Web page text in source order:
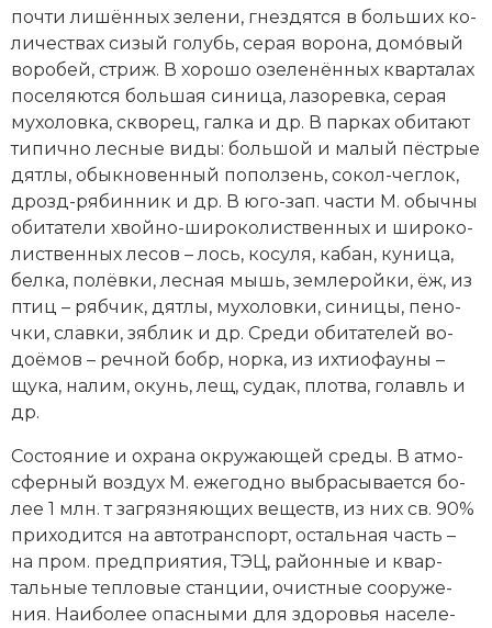
поч­ти ли­шён­ных зе­ле­ни, гнез­дят­ся в боль­ших ко­
ли­че­ст­вах си­зый го­лубь, се­рая во­ро­на, до­мо́­вый
во­ро­бей, стриж. В хо­ро­шо озе­ле­нён­ных квар­та­лах
по­се­ля­ют­ся боль­шая си­ни­ца, ла­зо­рев­ка, се­рая
му­хо­лов­ка, скво­рец, гал­ка и др. В пар­ках оби­та­ют
ти­пич­но лес­ные ви­ды: боль­шой и ма­лый пё­ст­рые
дят­лы, обык­но­вен­ный по­пол­зень, со­кол-чег­лок,
дрозд-ря­бин­ник и др. В юго-зап. ча­сти М. обыч­ны
оби­та­те­ли хвой­но-ши­ро­ко­лист­вен­ных и ши­ро­ко­
лист­вен­ных ле­сов – лось, ко­су­ля, ка­бан, ку­ни­ца,
бел­ка, по­лёв­ки, лес­ная мышь, зем­ле­рой­ки, ёж, из
птиц – ряб­чик, дят­лы, му­хо­лов­ки, си­ни­цы, пе­но­
чки, слав­ки, зяб­лик и др. Сре­ди оби­та­те­лей во­
доё­мов – реч­ной бобр, нор­ка, из их­тио­фау­ны –
щу­ка, на­лим, окунь, лещ, су­дак, плот­ва, го­лавль и
др.
Со­стоя­ние и ох­ра­на ок­ру­жаю­щей сре­ды. В ат­мо­
сфер­ный воз­дух М. еже­год­но вы­бра­сы­ва­ет­ся бо­
лее 1 млн. т за­гряз­няю­щих ве­ществ, из них св. 90%
при­хо­дит­ся на ав­то­транс­порт, ос­таль­ная часть –
на пром. пред­при­ятия, ТЭЦ, рай­он­ные и квар­
таль­ные те­п­ло­вые стан­ции, очи­ст­ные со­ору­же­
ния. Наи­бо­лее опас­ны­ми для здо­ро­вья на­се­ле­